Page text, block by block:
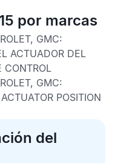
por marcas
GMC:
ACTUADOR DEL
CONTROL
GMC:
POSITION
del